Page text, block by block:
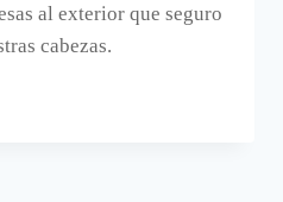
al exterior que seguro
cabezas.